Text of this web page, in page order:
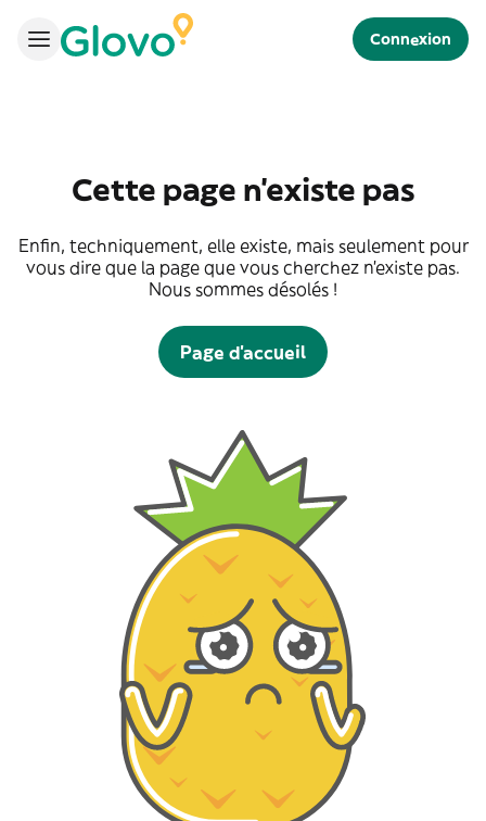
Connexion
Cette page n'existe pas
Enfin, techniquement, elle existe, mais seulement pour
vous dire que la page que vous cherchez n'existe pas.
Nous sommes désolés !
Page d'accueil